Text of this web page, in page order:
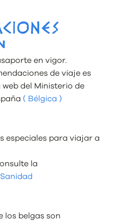
en vigor.
de viaje es
del Ministerio de
( Bélgica )
especiales para viajar a
la
los belgas son